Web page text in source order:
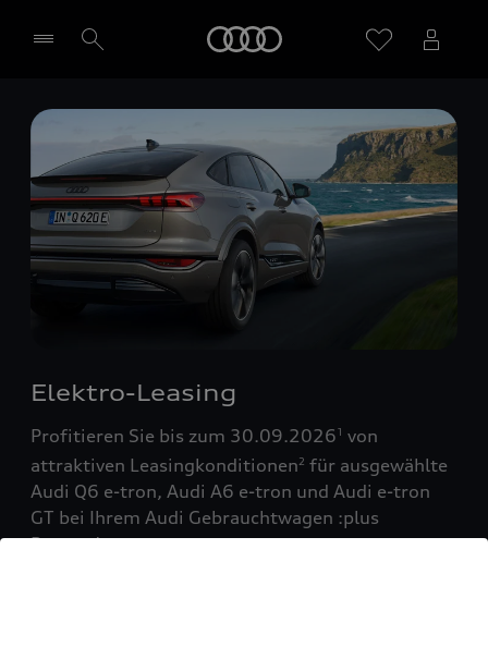
Händler wählen
Elektro-Leasing
Profitieren Sie bis zum 30.09.20261 von
attraktiven Leasingkonditionen2 für ausgewählte
Audi Q6 e-tron, Audi A6 e-tron und Audi e-tron
GT bei Ihrem Audi Gebrauchtwagen :plus
Partner!